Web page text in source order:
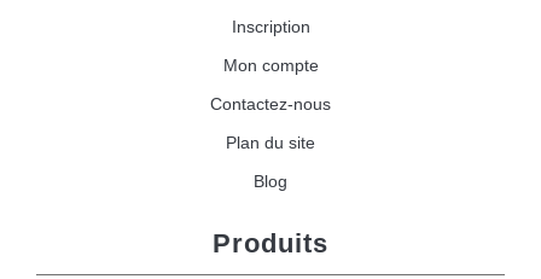
Inscription
Mon compte
Contactez-nous
Plan du site
Blog
Produits